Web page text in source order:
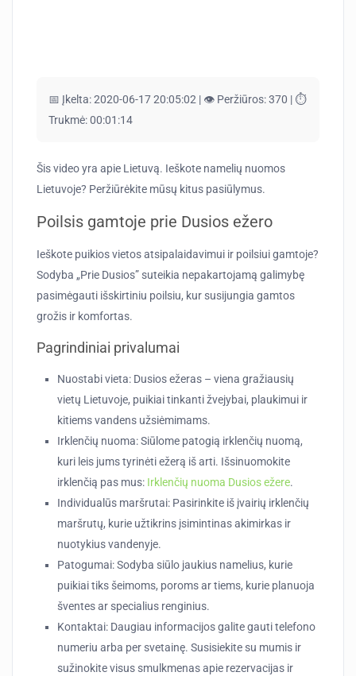
📅 Įkelta:2020-06-17 20:05:02 | 👁️ Peržiūros:370 | ⏱️
Trukmė:00:01:14
Šis video yra apie Lietuvą. Ieškote namelių nuomos
Lietuvoje? Peržiūrėkite mūsų kitus pasiūlymus.
Poilsis gamtoje prie Dusios ežero
Ieškote puikios vietos atsipalaidavimui ir poilsiui gamtoje?
Sodyba „Prie Dusios” suteikia nepakartojamą galimybę
pasimėgauti išskirtiniu poilsiu, kur susijungia gamtos
grožis ir komfortas.
Pagrindiniai privalumai
Nuostabi vieta: Dusios ežeras – viena gražiausių
vietų Lietuvoje, puikiai tinkanti žvejybai, plaukimui ir
kitiems vandens užsiėmimams.
Irklenčių nuoma: Siūlome patogią irklenčių nuomą,
kuri leis jums tyrinėti ežerą iš arti. Išsinuomokite
irklenčią pas mus: Irklenčių nuoma Dusios ežere.
Individualūs maršrutai: Pasirinkite iš įvairių irklenčių
maršrutų, kurie užtikrins įsimintinas akimirkas ir
nuotykius vandenyje.
Patogumai: Sodyba siūlo jaukius namelius, kurie
puikiai tiks šeimoms, poroms ar tiems, kurie planuoja
šventes ar specialius renginius.
Kontaktai: Daugiau informacijos galite gauti telefono
numeriu arba per svetainę. Susisiekite su mumis ir
sužinokite visus smulkmenas apie rezervacijas ir